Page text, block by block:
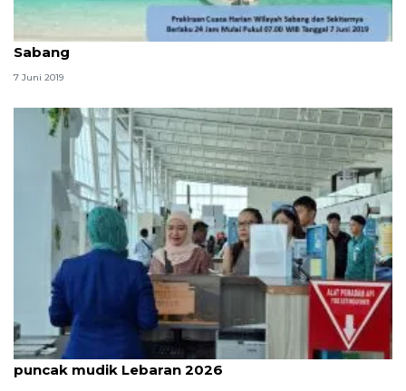
BMKG imbau waspadai potensi cuaca buruk di
Sabang
7 Juni 2019
5.323 penumpang lalui Bandara Radin Inten di
puncak mudik Lebaran 2026